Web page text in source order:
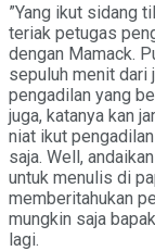
”Yang ikut sidang
teriak petugas
dengan Mamack.
sepuluh menit dari
pengadilan yang
juga, katanya kan
niat ikut
saja. Well,
untuk menulis di
memberitahukan
mungkin saja
lagi.